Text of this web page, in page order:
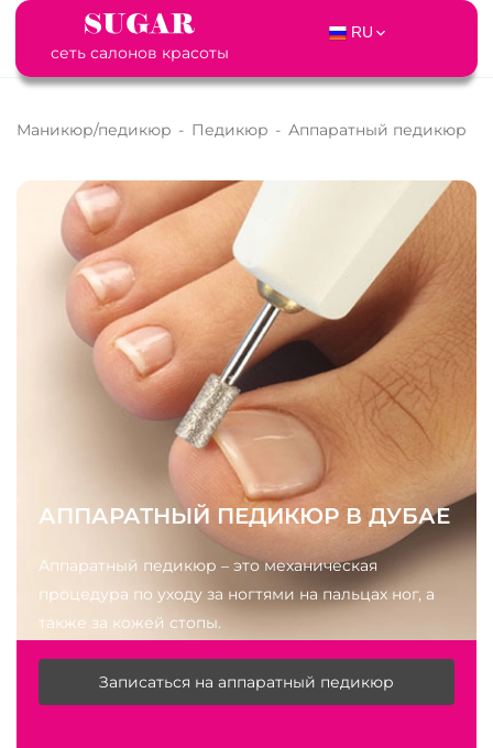
сеть салонов красоты
RU
Маникюр/педикюр - Педикюр - Аппаратный педикюр
АППАРАТНЫЙ ПЕДИКЮР В ДУБАЕ
Аппаратный педикюр – это механическая
процедура по уходу за ногтями на пальцах ног, а
также за кожей стопы.
Записаться на аппаратный педикюр